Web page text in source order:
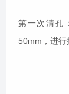
第一次清孔
50mm，进行